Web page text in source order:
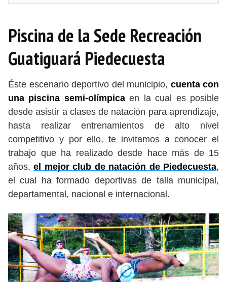
Piscina de la Sede Recreación
Guatiguará Piedecuesta
Éste escenario deportivo del municipio, cuenta con
una piscina semi-olímpicaen la cual es posible
desde asistir a clases de natación para aprendizaje,
hasta realizar entrenamientos de alto nivel
competitivo y por ello, te invitamos a conocer el
trabajo que ha realizado desde hace más de 15
años,el mejor club de natación de Piedecuesta,
el cual ha formado deportivas de talla municipal,
departamental, nacional e internacional.